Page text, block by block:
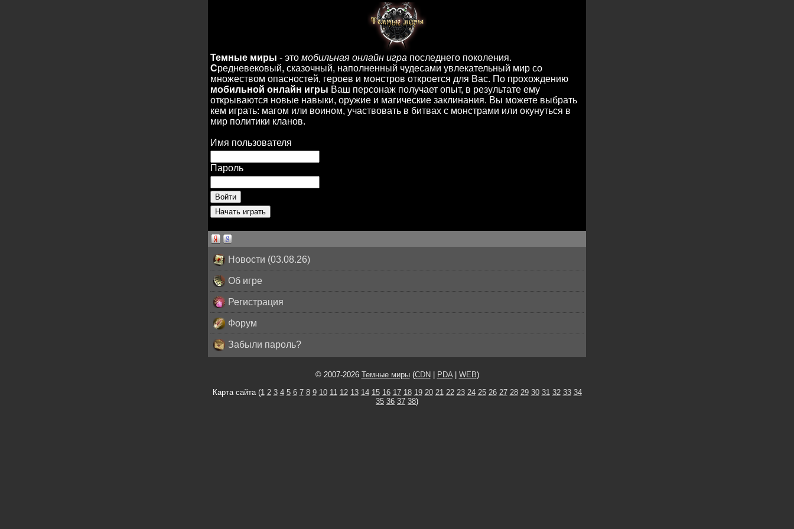
Темные миры - это мобильная онлайн игра последнего поколения.
Средневековый, сказочный, наполненный чудесами увлекательный мир со
множеством опасностей, героев и монстров откроется для Вас. По прохождению
мобильной онлайн игры Ваш персонаж получает опыт, в результате ему
открываются новые навыки, оружие и магические заклинания. Вы можете выбрать
кем играть: магом или воином, участвовать в битвах с монстрами или окунуться в
мир политики кланов.
Имя пользователя
Пароль
Новости (03.08.26)
Об игре
Регистрация
Форум
Забыли пароль?
© 2007-2026 Темные миры(CDN| PDA| WEB)
Карта сайта (1 2 3 4 5 6 7 8 9 10 11 12 13 14 15 16 17 18 19 20 21 22 23 24 25 26 27 28 29 30 31 32 33 34
35 36 37 38)